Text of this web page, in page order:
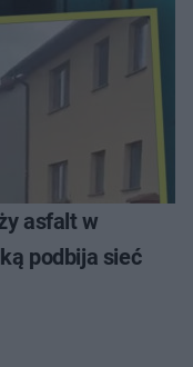
asfalt w
podbija sieć